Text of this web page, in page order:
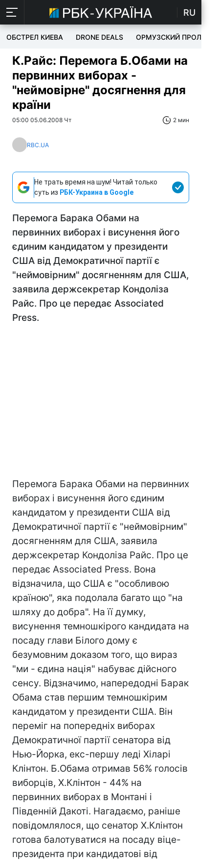
RU
ОБСТРЕЛ КИЕВА DRONE DEALS ОРМУЗСКИЙ ПРОЛИВ
К.Райс: Перемога Б.Обами на
первинних виборах -
"неймовірне" досягнення для
країни
05:00 05.06.2008 Чт 2 мин
RBC.UA
Не трать время на шум! Читай только
суть из РБК-Украина в Google
Перемога Барака Обами на
первинних виборах і висунення його
єдиним кандидатом у президенти
США від Демократичної партії є
"неймовірним" досягненням для США,
заявила держсекретар Кондоліза
Райс. Про це передає Associated
Press.
Перемога Барака Обами на первинних
виборах і висунення його єдиним
кандидатом у президенти США від
Демократичної партії є "неймовірним"
досягненням для США, заявила
держсекретар Кондоліза Райс. Про це
передає Associated Press. Вона
відзначила, що США є "особливою
країною", яка подолала багато що "на
шляху до добра". На її думку,
висунення темношкірого кандидата на
посаду глави Білого дому є
безумовним доказом того, що вираз
"ми - єдина нація" набуває дійсного
сенсу. Відзначимо, напередодні Барак
Обама став першим темношкірим
кандидатом у президенти США. Він
переміг на попередніх виборах
Демократичної партії сенатора від
Нью-Йорка, екс-першу леді Хіларі
Клінтон. Б.Обама отримав 56% голосів
виборців, Х.Клінтон - 44% на
первинних виборах в Монтані і
Південній Дакоті. Нагадаємо, раніше
повідомлялося, що сенатор Х.Клінтон
готова балотуватися на посаду віце-
президента при кандидатові від